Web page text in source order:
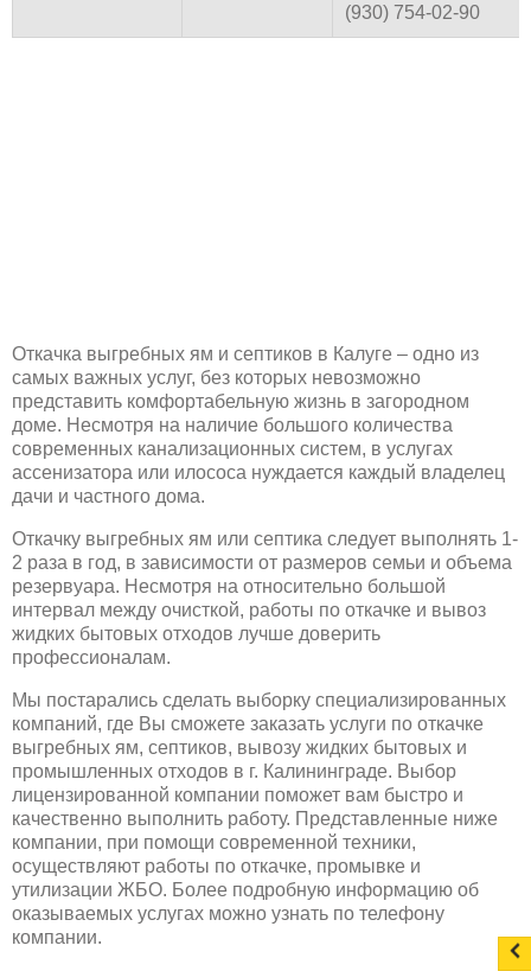
(930) 754-02-90
Откачка выгребных ям и септиков в Калуге – одно из
самых важных услуг, без которых невозможно
представить комфортабельную жизнь в загородном
доме. Несмотря на наличие большого количества
современных канализационных систем, в услугах
ассенизатора или илососа нуждается каждый владелец
дачи и частного дома.
Откачку выгребных ям или септика следует выполнять 1-
2 раза в год, в зависимости от размеров семьи и объема
резервуара. Несмотря на относительно большой
интервал между очисткой, работы по откачке и вывоз
жидких бытовых отходов лучше доверить
профессионалам.
Мы постарались сделать выборку специализированных
компаний, где Вы сможете заказать услуги по откачке
выгребных ям, септиков, вывозу жидких бытовых и
промышленных отходов в г. Калининграде. Выбор
лицензированной компании поможет вам быстро и
качественно выполнить работу. Представленные ниже
компании, при помощи современной техники,
осуществляют работы по откачке, промывке и
утилизации ЖБО. Более подробную информацию об
оказываемых услугах можно узнать по телефону
компании.